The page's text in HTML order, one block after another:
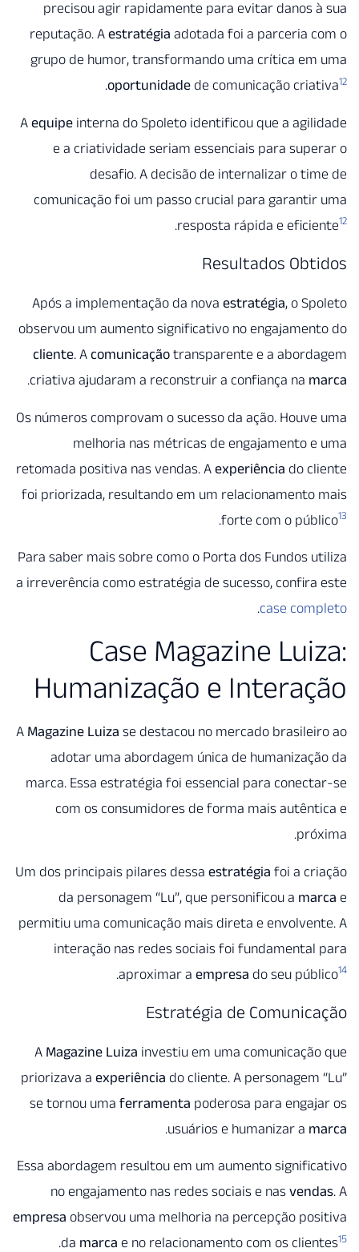
precisou agir rapidamente para evitar danos
reputação. Aestratégiaadotada foi a parceria
grupo de humor, transformando uma crítica
oportunidadede comunicação
.
A equipeinterna do Spoleto identificou que a
e a criatividade seriam essenciais para
desafio. A decisão de internalizar o
comunicação foi um passo crucial para
resposta rápida e
.
Resultados
Após a implementação da novaestratégia, o
observou um aumento significativo no
cliente. Acomunicaçãotransparente e a
criativa ajudaram a reconstruir a confiança na
.
Os números comprovam o sucesso da ação.
melhoria nas métricas de engajamento
retomada positiva nas vendas. Aexperiênciado
foi priorizada, resultando em um
forte com o
.
Para saber mais sobre como o Porta dos Fundos
a irreverência como estratégia de sucesso,
case
.
Case Magazine
Humanização e
AMagazine Luizase destacou no mercado
adotar uma abordagem única de
marca. Essa estratégia foi essencial para
com os consumidores de forma mais
Um dos principais pilares dessaestratégiafoi a
da personagem “Lu”, que personificou a
permitiu uma comunicação mais direta e
interação nas redes sociais foi
aproximar aempresa do seu
.
Estratégia de
AMagazine Luizainvestiu em uma
priorizava aexperiênciado cliente. A
se tornou umaferramentapoderosa para
usuários e humanizar a
.
Essa abordagem resultou em um aumento
no engajamento nas redes sociais e nas
empresaobservou uma melhoria na percepção
damarcae no relacionamento com os
.